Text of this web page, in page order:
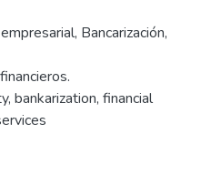
Bancarización,
bankarization, financial